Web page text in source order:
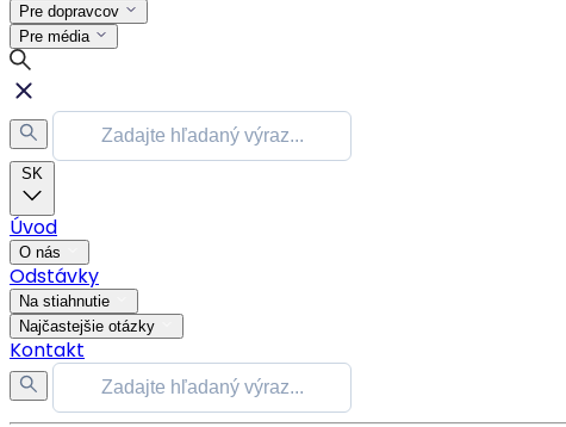
Pre dopravcov
Pre média
SK
Úvod
O nás
Odstávky
Na stiahnutie
Najčastejšie otázky
Kontakt